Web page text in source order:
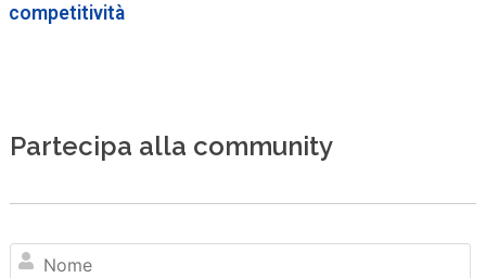
competitività
Partecipa alla community